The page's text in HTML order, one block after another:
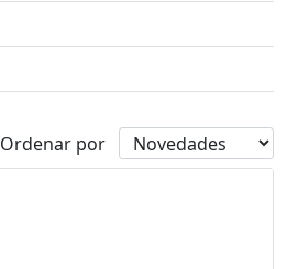
Ordenar por